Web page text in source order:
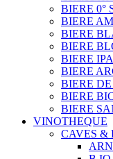
BIERE 0°
BIERE
BIERE
BIERE
BIERE IPA
BIERE
BIERE
BIERE
BIERE
VINOTHEQUE
CAVES &